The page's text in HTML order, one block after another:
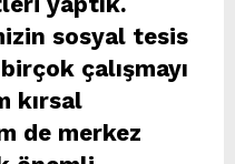
sosyal tesis
çalışmayı
kırsal
de merkez